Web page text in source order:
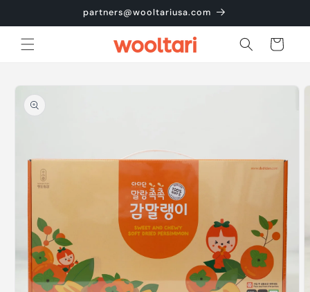
뛰기
partners@wooltariusa.com
카
트
제품 정
보로 건
너뛰기